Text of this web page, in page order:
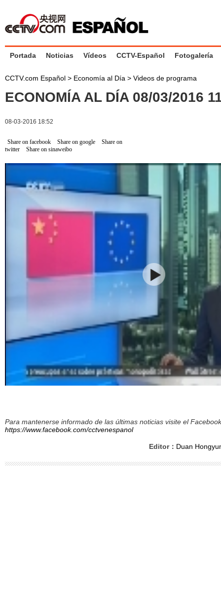
Portada Noticias Vídeos CCTV-Español Fotogalería
CCTV.com Español > Economía al Día > Videos de programa
ECONOMÍA AL DÍA 08/03/2016
08-03-2016 18:52
Share on facebook Share on google
Share on
twitter
Share on sinaweibo
Para mantenerse informado de las últimas noticias visite el
https://www.facebook.com/cctvenespanol
Editor： Duan